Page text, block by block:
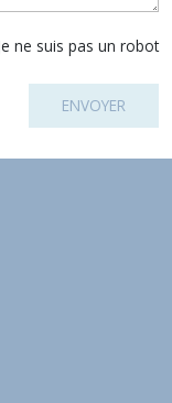
ne suis pas un robot
ENVOYER